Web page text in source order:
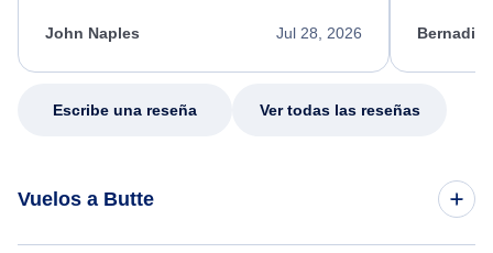
appreciate her excellent service.
Jul 28, 2026
John Naples
my issue.
Escribe una reseña Ver todas las reseñas
Vuelos a Butte